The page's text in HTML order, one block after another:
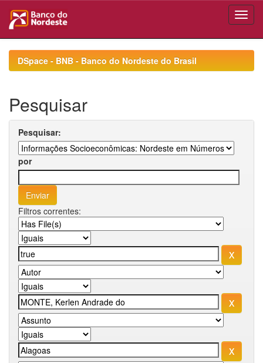
navigationDSpace - BNB - Banco do Nordeste do Brasil
Pesquisar
Pesquisar:
por
Filtros correntes: